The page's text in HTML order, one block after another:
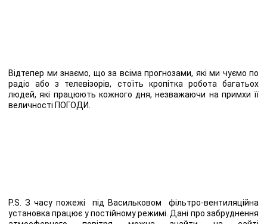
Відтепер ми знаємо, що за всіма прогнозами, які ми чуємо по
радіо або з телевізорів, стоїть кропітка робота багатьох
людей, які працюють кожного дня, незважаючи на примхи її
величності ПОГОДИ.
Р.S. З часу пожежі під Васильковом фільтро-вентиляційна
установка працює у постійному режимі. Дані про забруднення